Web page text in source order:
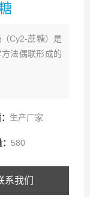
Cy2-蔗糖）是
法偶联形成的
生产厂家
580
系我们